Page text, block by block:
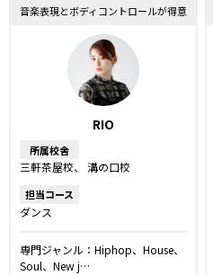
音楽表現とボディコントロールが得意
RIO
所属校舎
三軒茶屋校 溝の口校
担当コース
ダンス
専門ジャンル：Hiphop、House、
Soul、New j…